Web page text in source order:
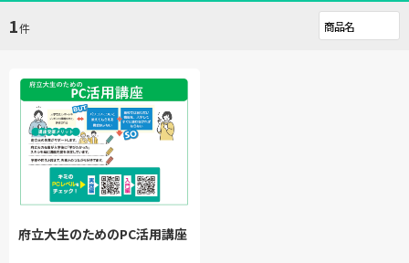
1件
府立大生のためのPC活用講座